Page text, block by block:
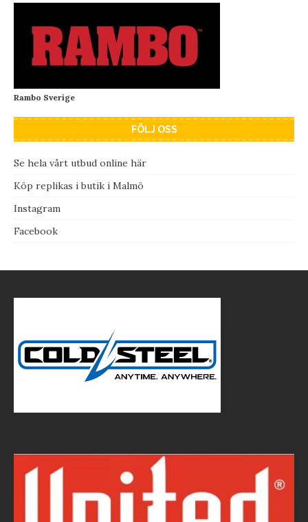
Rambo Sverige
FÖLJ OSS
Se hela vårt utbud online här
Köp replikas i butik i Malmö
Instagram
Facebook